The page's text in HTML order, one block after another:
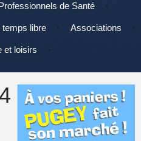
de Santé
temps libre Associations
et loisirs